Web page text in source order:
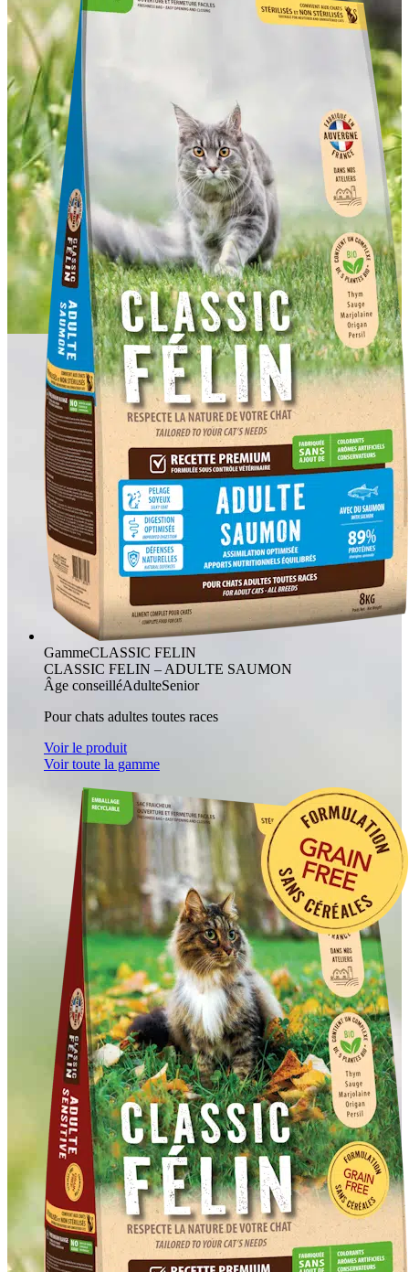
GammeCLASSIC FELIN
CLASSIC FELIN – ADULTE SAUMON
Âge conseilléAdulteSenior
Pour chats adultes toutes races
Voir le produit
Voir toute la gamme